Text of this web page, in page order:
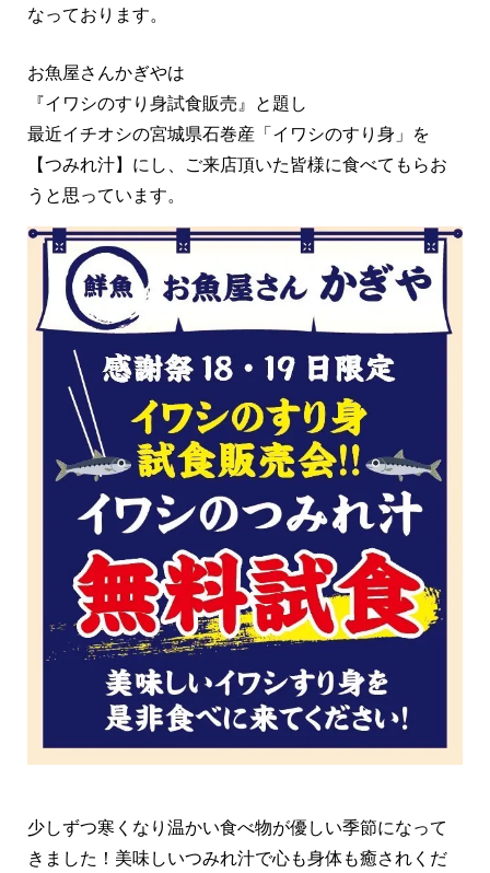
なっております。
お魚屋さんかぎやは
『イワシのすり身試食販売』と題し
最近イチオシの宮城県石巻産「イワシのすり身」を
【つみれ汁】にし、ご来店頂いた皆様に食べてもらお
うと思っています。
少しずつ寒くなり温かい食べ物が優しい季節になって
きました！美味しいつみれ汁で心も身体も癒されくだ